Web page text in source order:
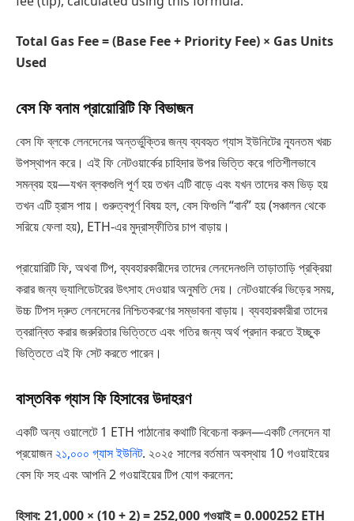
Total Gas Fee = (Base Fee + Priority Fee) × Gas Units
Used
বেস ফি বনাম প্রায়োরিটি ফি বিভাজন
বেস ফি ব্লকে লেনদেনের অন্তর্ভুক্তির জন্য ব্যবহৃত গ্যাস ইউনিটের ন্যূনতম খরচ
উপস্থাপন করে। এই ফি নেটওয়ার্কের চাহিদার উপর ভিত্তি করে গতিশীলভাবে
সমন্বয় হয়—যখন ব্লকগুলি পূর্ণ হয় তখন এটি বাড়ে এবং যখন তাদের কম ভিড় হয়
তখন এটি হ্রাস পায়। গুরুত্বপূর্ণ বিষয় হল, বেস ফিগুলি “বার্ন” হয় (সঞ্চালন থেকে
সরিয়ে ফেলা হয়), ETH-এর মুদ্রাস্ফীতির চাপ বাড়ায়।
প্রায়োরিটি ফি, অথবা টিপ, ব্যবহারকারীদের তাদের লেনদেনগুলি তাড়াতাড়ি প্রক্রিয়া
করার জন্য ভ্যালিডেটরের উৎসাহ দেওয়ার অনুমতি দেয়। নেটওয়ার্কের ভিড়ের সময়,
উচ্চ টিপস দ্রুত লেনদেনের নিশ্চিতকরণের সম্ভাবনা বাড়ায়। ব্যবহারকারীরা তাদের
ত্বরান্বিত করার জরুরিতার ভিত্তিতে এবং গতির জন্য অর্থ প্রদান করতে ইচ্ছুক
ভিত্তিতে এই ফি সেট করতে পারেন।
বাস্তবিক গ্যাস ফি হিসাবের উদাহরণ
একটি অন্য ওয়ালেটে 1 ETH পাঠানোর কথাটি বিবেচনা করুন—একটি লেনদেন যা
প্রয়োজন ২১,০০০ গ্যাস ইউনিট. ২০২৫ সালের বর্তমান অবস্থায় 10 গওয়াইয়ের
বেস ফি সহ এবং আপনি 2 গওয়াইয়ের টিপ যোগ করলেন:
হিসাব: 21,000 × (10 + 2) = 252,000 গওয়াই = 0.000252 ETH